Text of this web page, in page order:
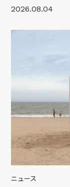
2026.08.04
ニュース